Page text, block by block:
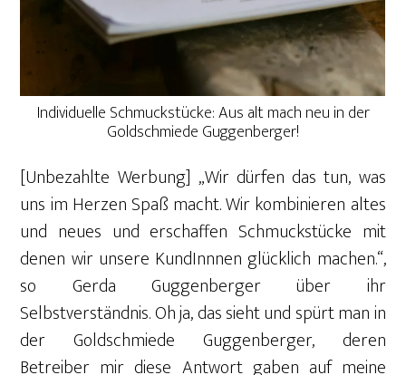
Individuelle Schmuckstücke: Aus alt mach neu in der
Goldschmiede Guggenberger!
[Unbezahlte Werbung] „Wir dürfen das tun, was
uns im Herzen Spaß macht. Wir kombinieren altes
und neues und erschaffen Schmuckstücke mit
denen wir unsere KundInnnen glücklich machen.“,
so Gerda Guggenberger über ihr
Selbstverständnis. Oh ja, das sieht und spürt man in
der Goldschmiede Guggenberger, deren
Betreiber mir diese Antwort gaben auf meine